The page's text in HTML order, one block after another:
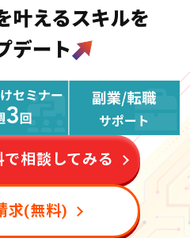
で相談してみる
求(無料)